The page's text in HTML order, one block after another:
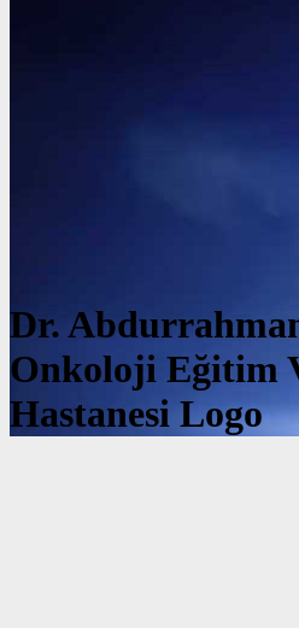
Dr.
Onkoloji Eğitim
Hastanesi Logo